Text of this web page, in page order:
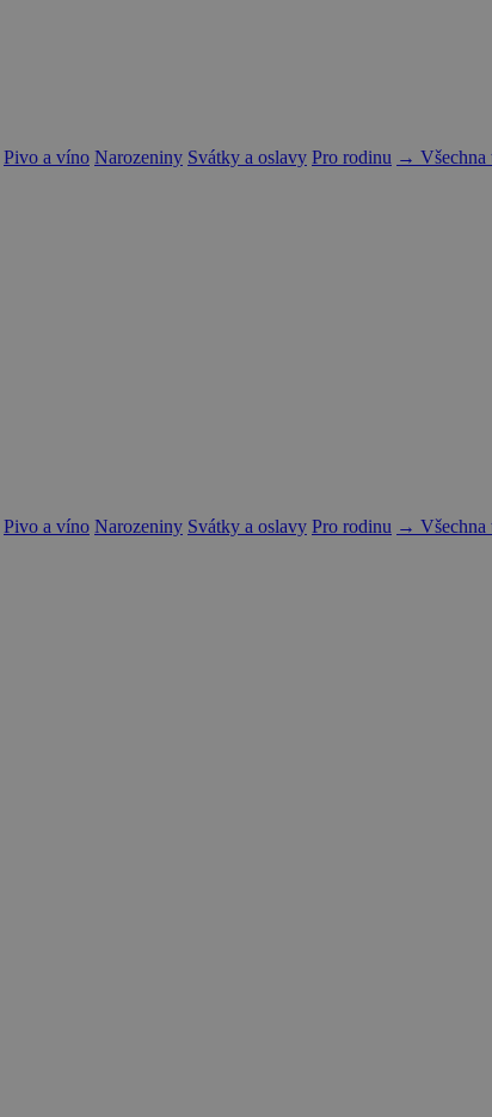
Pivo a víno Narozeniny Svátky a oslavy Pro rodinu → Všechna
Pivo a víno Narozeniny Svátky a oslavy Pro rodinu → Všechna